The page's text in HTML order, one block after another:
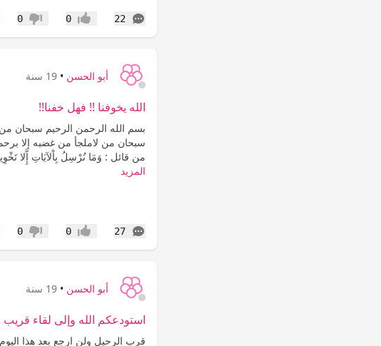
22
التعليقات إعجاب0 عدم إعجاب
0
أبو الحسن • 19 سنة
الله يخوفنا !! فهل خفنا!!
بسم الله الرحمن الرحيم
سبحان من لاملجأ من غضبه إلا
من قائل : وَمَا نُرْسِلُ بِاْلآيَاتِ إَِّلا تَخْوِيفًا . الإسراء: 59
المزيد
27
التعليقات إعجاب0 عدم إعجاب
0
أبو الحسن • 19 سنة
استودعكم الله وإلى لقاء قريب
قرب الرحيل ولن ارجع بعد هذا